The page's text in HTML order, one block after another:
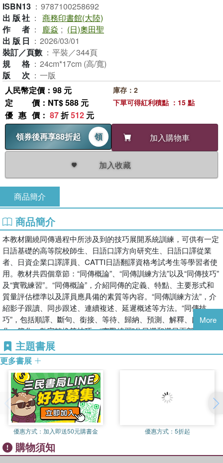
ISBN13 ： 9787100258692
出版社 ： 商務印書館(大陸)
作者 ： 龐焱 ; (日)奧田聖
出版日 ： 2026/03/01
裝訂／頁數 ： 平裝／344頁
規格 ： 24cm*17cm (高/寬)
版次 ： 一版
人民幣定價：98 元
定價 ：NT$ 588 元
優惠價 ： 87折512 元
領券後再享88折起
領 加入購物車
加入收藏
庫存：2
下單可得紅利積點 ：15 點
商品簡介
商品簡介
本教材圍繞同傳過程中所涉及到的技巧展開系統訓練，可供有一定
日語基礎的高等院校師生、日語口譯方向研究生、日語口譯從業
者、日資企業口譯譯員、CATTI日語翻譯資格考試考生等學習者使
用。教材共四個章節：“同傳概論”、“同傳訓練方法”以及“同傳技巧”
及“實戰練習”。“同傳概論”，介紹同傳的定義、特點、主要形式和
質量評估標準以及譯員應具備的素質等內容。“同傳訓練方法”，介
紹影子跟讀、同步跟述、連續複述、延遲概述等方法。“同傳技
巧”，包括順譯、斷句、銜接、等待、歸納、預測、解釋、口語
化、簡化、數字轉換等技巧。“實戰練習”分日漢和漢日兩部分。每
課均設“同傳練習”，分為課堂練習和課後練習，課堂練習圍繞對每
課書所介紹的同傳技巧和內容為中心展開，目的是讓學生熟練掌握
和熟練各課內容；課後練習的目的是鞏固學生對所學習技能的掌
握，練習選用較為熱門和使用頻率較高的專題材料，同傳實踐採用
的是筆者在口譯實踐中所採集的真實會議語料，具有較高的真實性
和實操性。
More
主題書展
更多書展
優惠方式： 加入即送50元購書金 優惠方式： 5折起
購物須知